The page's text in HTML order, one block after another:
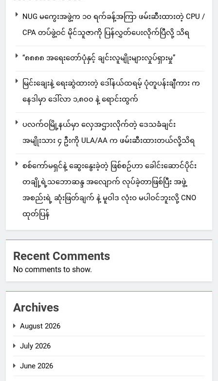
NUG မကွေးအဖွဲ့က ၁၀ ရက်ခန့်အကြာ ဖမ်းဆီးထားတဲ့ CPU /
CPA တပ်ဖွဲ့ဝင် မိုင်သူဇာကို ပြန်လွှတ်ပေးလိုက်ပြီလို့ သိရ
“၈၈၈၈ အရေးတော်ပုံနှင့် ချင်းလူမျိုးများလှုပ်ရှားမှု”
မြင်းချေးနဲ့ ရေးဆွဲထားတဲ့ ဒေါ်နယ်ထရမ့် ပုံတူပန်းချီကား က
နေဒါမှာ ဒေါ်လာ ၁,၈၀၀ နဲ့ ရောင်းထွက်
ပလက်ဝမြို့နယ်မှာ လှေအဌားလိုက်တဲ့ ဒေသခံချင်း
အမျိုးသား ၄ ဦးကို ULA/AA က ဖမ်းဆီးထားတယ်လို့သိရ
စစ်ကော်မရှင်နဲ့ ဆွေးနွေးခဲ့တဲ့ ဖြစ်စဉ်ဟာ ခေါင်းဆောင်ပိုင်း
တချို့ရဲ့သဘောဆန္ဒ အလျောက် လုပ်ခဲ့တာဖြစ်ပြီး အဖွဲ့
အစည်းရဲ့ ဆုံးဖြတ်ချက် နဲ့ မူဝါဒ လုံးဝ မပါဝင်ဘူးလို့ CNO
ထုတ်ပြန်
Recent Comments
No comments to show.
Archives
August 2026
July 2026
June 2026